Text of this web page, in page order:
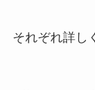
それぞれ詳し